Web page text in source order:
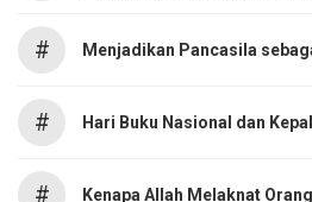
# Menjadikan Pancasila
# Hari Buku Nasional dan
# Kenapa Allah Melaknat